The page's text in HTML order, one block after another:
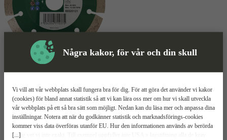
Några kakor, för vår och din skull
[...]
Vi vill att vår webbplats skall fungera bra för dig. För att göra det använder vi kakor
(cookies) för bland annat statistik så att vi kan lära oss mer om hur vi skall utveckla
vår webbplats på ett så bra sätt som möjligt. Nedan kan du läsa mer och anpassa dina
inställningar. Notera att när du godkänner statistik och marknadsförings-cookies
kommer viss data överföras utanför EU. Hur den informationen används av berörda
bolag vet vi inte exakt. Till exempel uppfyller inte USA:s lagstiftning alla de krav
Skyddsutrustning
Kapskiva Mer information
HiKOKI Diamantblad
standard